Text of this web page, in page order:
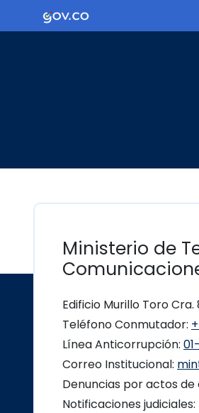
Ir al contenido principalLogo Gobierno de
Ministerio de
Edificio Murillo Toro Cra.
Teléfono Conmutador:
Línea Anticorrupción:
Correo Institucional:
Denuncias por actos
Notificaciones judiciales: